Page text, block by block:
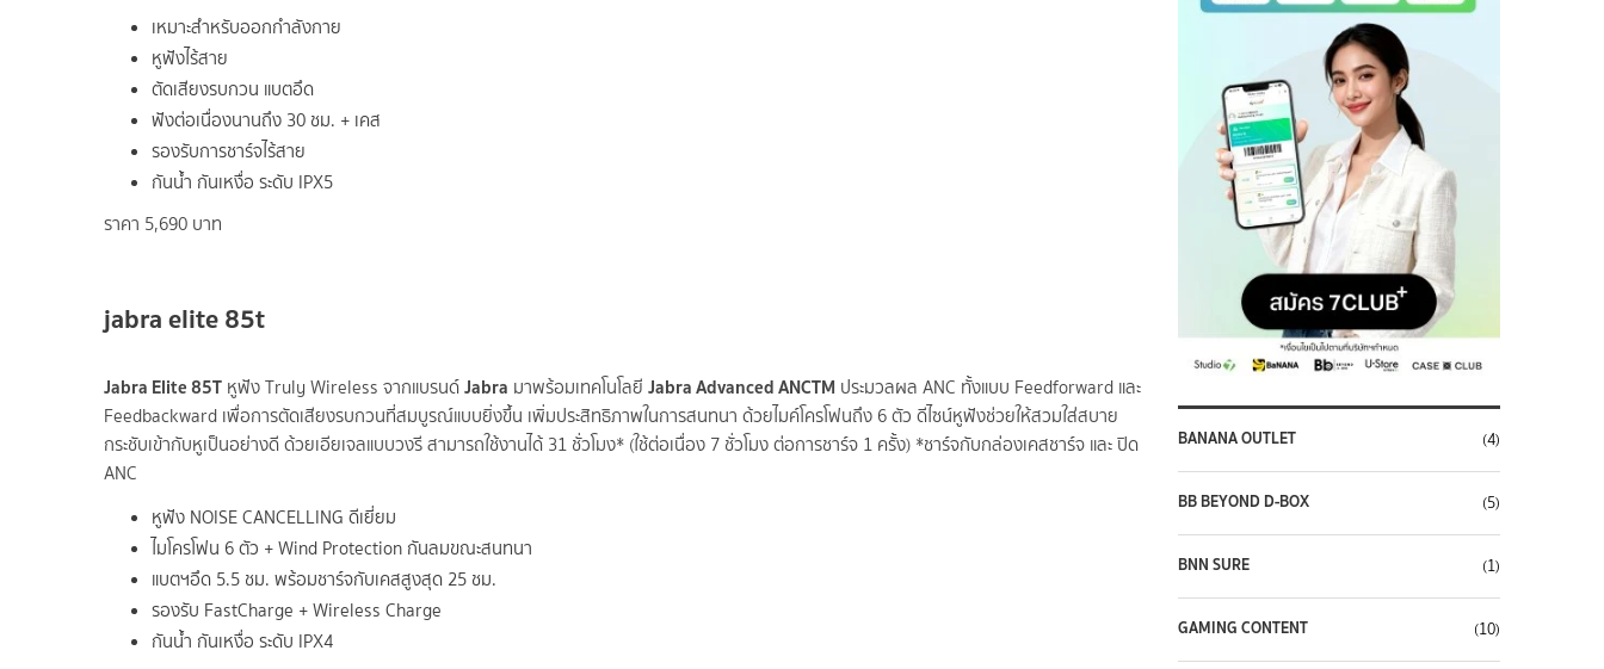
เหมาะสำหรับออกกำลังกาย
หูฟังไร้สาย
ตัดเสียงรบกวน แบตอึด
ฟังต่อเนื่องนานถึง 30 ชม. + เคส
รองรับการชาร์จไร้สาย
กันน้ำ กันเหงื่อ ระดับ IPX5
ราคา 5,690 บาท
jabra elite 85t
Jabra Elite 85T หูฟัง Truly Wireless จากแบรนด์Jabra มาพร้อมเทคโนโลยี Jabra Advanced ANCTM ประมวลผล ANC ทั้งแบบ Feedforward และ
Feedbackward เพื่อการตัดเสียงรบกวนที่สมบูรณ์แบบยิ่งขึ้น เพิ่มประสิทธิภาพในการสนทนา ด้วยไมค์โครโฟนถึง 6 ตัว ดีไซน์หูฟังช่วยให้สวมใส่สบาย
กระชับเข้ากับหูเป็นอย่างดี ด้วยเอียเจลแบบวงรี สามารถใช้งานได้ 31 ชั่วโมง* (ใช้ต่อเนื่อง 7 ชั่วโมง ต่อการชาร์จ 1 ครั้ง) *ชาร์จกับกล่องเคสชาร์จ และ ปิด
ANC
หูฟัง NOISE CANCELLING ดีเยี่ยม
ไมโครโฟน 6 ตัว + Wind Protection กันลมขณะสนทนา
แบตฯอึด 5.5 ชม. พร้อมชาร์จกับเคสสูงสุด 25 ชม.
รองรับ FastCharge + Wireless Charge
กันน้ำ กันเหงื่อ ระดับ IPX4
BANANA OUTLET (4)
BB BEYOND D-BOX (5)
BNN SURE (1)
GAMING CONTENT (10)